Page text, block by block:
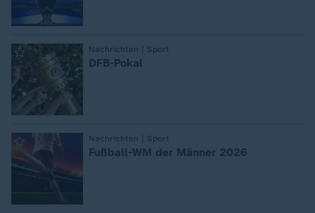
Nachrichten | Sport
: DFB-Pokal
Nachrichten | Sport
: Fußball-WM der Männer 2026